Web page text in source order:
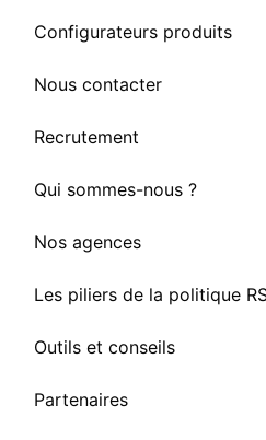
Configurateurs produits
Nous contacter
Recrutement
Qui sommes-nous ?
Nos agences
Les piliers de la politique
Outils et conseils
Partenaires